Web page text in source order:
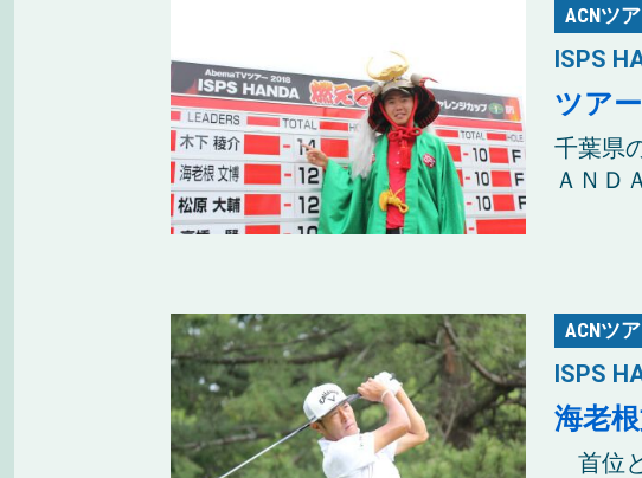
ACNツ
ISPS
ツア
千葉県
ＡＮＤ
ACNツ
ISPS
海老
首位